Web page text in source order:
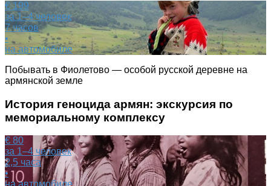
€ 199
за 1–4 человек
7 часов
•
на автомобиле
Побывать в Фиолетово — особой русской деревне на
армянской земле
История геноцида армян: экскурсия по
мемориальному комплексу
€ 80
за 1–4 человек
2,5 часа
•